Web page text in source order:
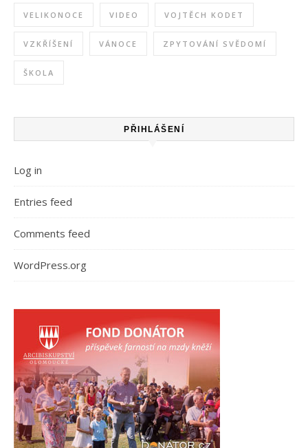
VELIKONOCE VIDEO VOJTĚCH KODET
VZKŘÍŠENÍ VÁNOCE ZPYTOVÁNÍ SVĚDOMÍ
ŠKOLA
PŘIHLÁŠENÍ
Log in
Entries feed
Comments feed
WordPress.org